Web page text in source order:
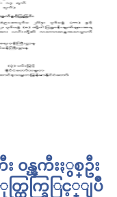
န္ၾကီးႏွစ္ဦး
ြက္ခြြင့္ျပဳ